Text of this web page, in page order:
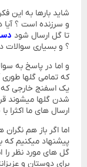
شاید بارها به این
و سرزنده است ؟ آیا
تا گل ارسال شود
؟ و بسیاری سوالات
و اما در پاسخ به
که تمامی گلها
یک اسفنج خارجی که
شدن گلها میشوند
ارسال های ما اکثرا
اما اگر باز هم
پیشنهاد میکنیم که
گل های مورد نظر را
برای دوستان و